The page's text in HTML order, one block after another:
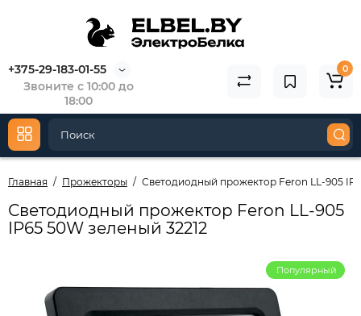
+375-29-183-01-55
Звоните с 10:00 до
18:00
0
Главная Прожекторы Светодиодный прожектор Feron LL-905
Светодиодный прожектор Feron LL-905
IP65 50W зеленый 32212
Популярный